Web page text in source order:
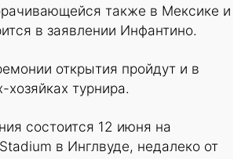
также в Мексике и
в заявлении Инфантино.
открытия пройдут и в
хозяйках турнира.
состоится 12 июня на
в Инглвуде, недалеко от